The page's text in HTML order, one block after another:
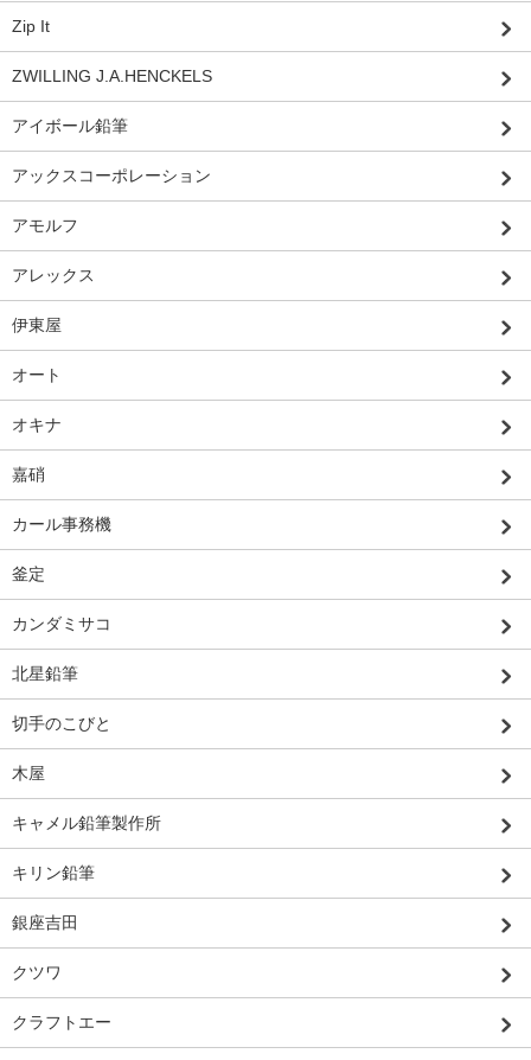
Zip It
ZWILLING J.A.HENCKELS
アイボール鉛筆
アックスコーポレーション
アモルフ
アレックス
伊東屋
オート
オキナ
嘉硝
カール事務機
釜定
カンダミサコ
北星鉛筆
切手のこびと
木屋
キャメル鉛筆製作所
キリン鉛筆
銀座吉田
クツワ
クラフトエー